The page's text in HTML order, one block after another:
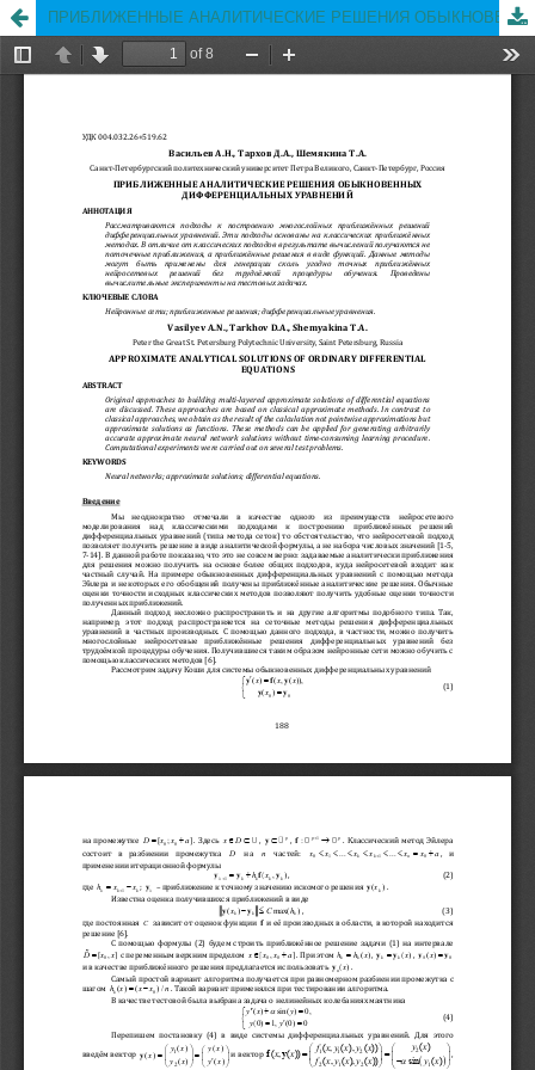
ПРИБЛИЖЕННЫЕ АНАЛИТИЧЕСКИЕ РЕШЕНИЯ ОБЫКНОВЕННЫХ ДИФФЕРЕНЦИАЛЬНЫХ УРАВНЕНИЙ